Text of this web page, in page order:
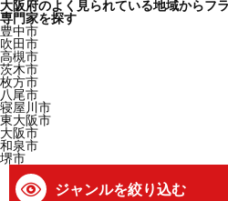
大阪府のよく見られている地域からフ
専門家を探す
豊中市
吹田市
高槻市
茨木市
枚方市
八尾市
寝屋川市
東大阪市
大阪市
和泉市
堺市
ジャンルを絞り込む